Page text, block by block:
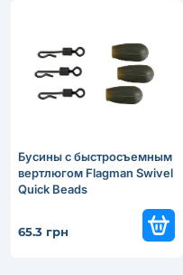
Бусины с быстросъемным
вертлюгом Flagman Swivel
Quick Beads
65.3 грн